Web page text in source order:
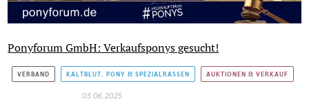
Ponyforum GmbH: Verkaufsponys gesucht!
VERBAND KALTBLUT, PONY & SPEZIALRASSEN AUKTIONEN & VERKAUF
03.06.2025